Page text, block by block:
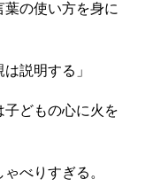
の使い方を身に
説明する」
子どもの心に火を
べりすぎる。